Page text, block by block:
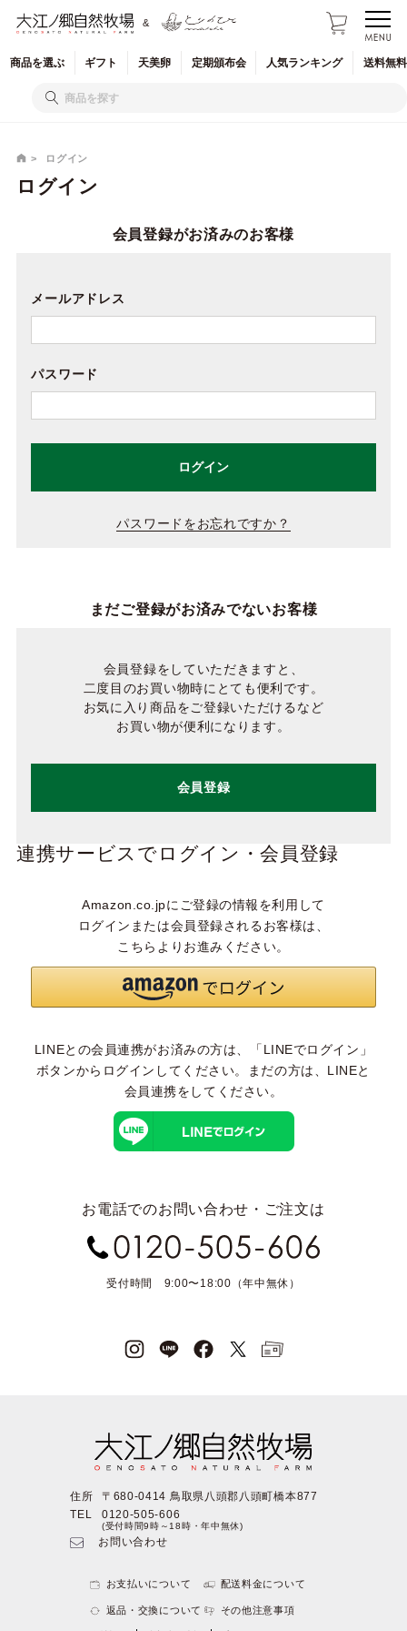
&
商品を選ぶ ギフト 天美卵 定期頒布会 人気ランキング 送料無
ログイン
ログイン
会員登録がお済みのお客様
メールアドレス
パスワード
ログイン
パスワードをお忘れですか？
まだご登録がお済みでないお客様
会員登録をしていただきますと、
二度目のお買い物時にとても便利です。
お気に入り商品をご登録いただけるなど
お買い物が便利になります。
会員登録
連携サービスでログイン・会員登録
Amazon.co.jpにご登録の情報を利用して
ログインまたは会員登録されるお客様は、
こちらよりお進みください。
LINEとの会員連携がお済みの方は、「LINEでログイン」
ボタンからログインしてください。まだの方は、 LINEと
会員連携をしてください。
お電話でのお問い合わせ・ご注文は
受付時間 9:00〜18:00（年中無休）
住所
〒680-0414 鳥取県八頭郡八頭町橋本877
TEL
0120-505-606
(受付時間9時～18時・年中無休)
お問い合わせ
お支払いについて 配送料金について
返品・交換について その他注意事項